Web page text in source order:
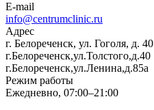
E-mail
info@centrumclinic.ru
Адрес
г. Белореченск, ул. Гоголя, д. 40
г.Белореченск,ул.Толстого,д.40
г.Белореченск,ул.Ленина,д.85а
Режим работы
Ежедневно, 07:00–21:00